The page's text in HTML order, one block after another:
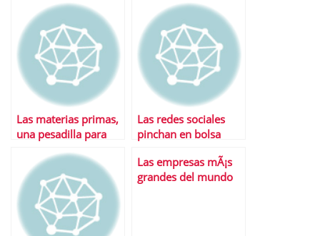
Las materias primas,
una pesadilla para
Las redes sociales
pinchan en bolsa
Las empresas mÃ¡s
grandes del mundo